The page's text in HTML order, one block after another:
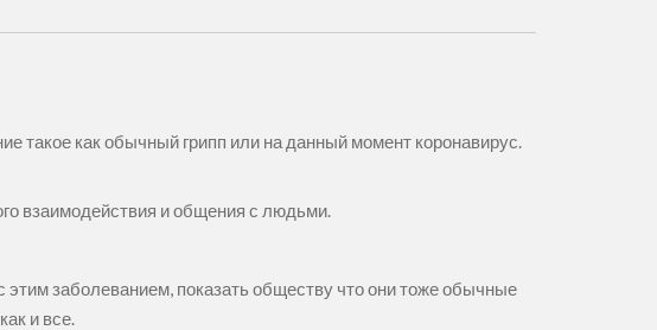
такое как обычный грипп или на данный момент коронавирус.
взаимодействия и общения с людьми.
заболеванием, показать обществу что они тоже обычные
и все.